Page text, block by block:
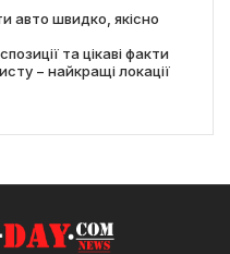
авто швидко, якісно
та цікаві факти
− найкращі локації